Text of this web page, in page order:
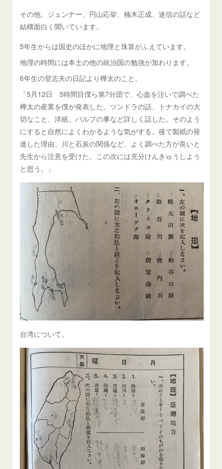
その他、ジェンナー、円山応挙、楠木正成、迷信の話など
結構面白く聞いています。
5年生からは国史のほかに地理と珠算がふえています。
地理の時間には本土の他の統治国の勉強が加わります。
6年生の登志夫の日記より樺太のこと。
「5月12日 5時間目僕ら第7分団で、心血を注いで調べた
樺太の産業を僕が発表した。ツンドラの話、トナカイの大
切なこと、洋紙、パルプの事など詳しく話した。そのよう
にすると自然によくわかるような気がする。後で製紙の発
達した理由、川と石炭の関係など、よく調べた方が良いと
先生から注意を受けた。この次には充分けんきゅうしよう
と思う。」
台湾について。